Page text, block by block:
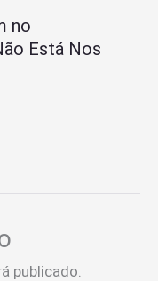
no
Está Nos
publicado.